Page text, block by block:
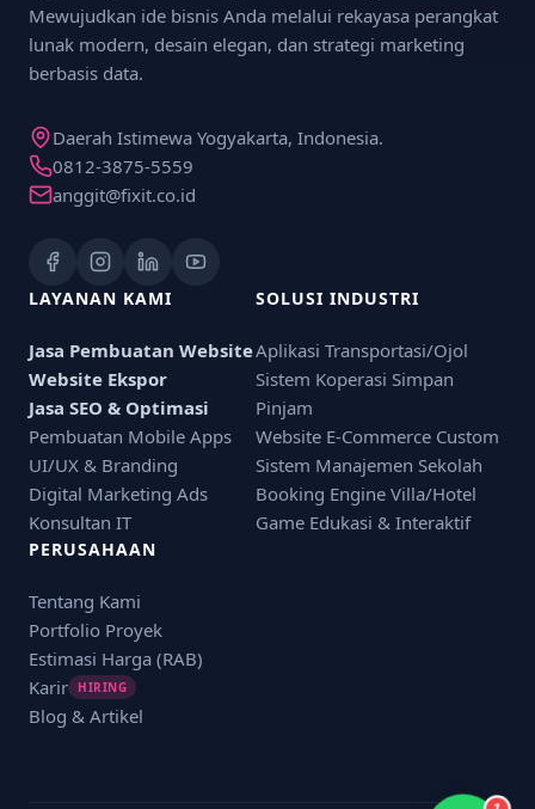
Mewujudkan ide bisnis Anda melalui rekayasa perangkat
lunak modern, desain elegan, dan strategi marketing
berbasis data.
Daerah Istimewa Yogyakarta, Indonesia.
0812-3875-5559
anggit@fixit.co.id
LAYANAN KAMI
Jasa Pembuatan Website
Website Ekspor
Jasa SEO & Optimasi
Pembuatan Mobile Apps
UI/UX & Branding
Digital Marketing Ads
Konsultan IT
SOLUSI INDUSTRI
Aplikasi Transportasi/Ojol
Sistem Koperasi Simpan
Pinjam
Website E-Commerce Custom
Sistem Manajemen Sekolah
Booking Engine Villa/Hotel
Game Edukasi & Interaktif
PERUSAHAAN
Tentang Kami
Portfolio Proyek
Estimasi Harga (RAB)
Karir
HIRING
Blog & Artikel
1